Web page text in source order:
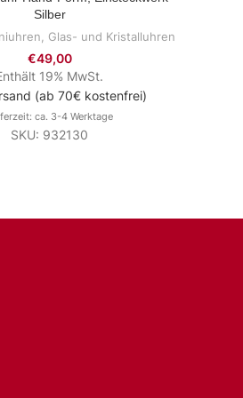
Silber
, Glas- und Kristalluhren
€49,00
19% MwSt.
(ab 70€ kostenfrei)
ca. 3-4 Werktage
SKU: 932130